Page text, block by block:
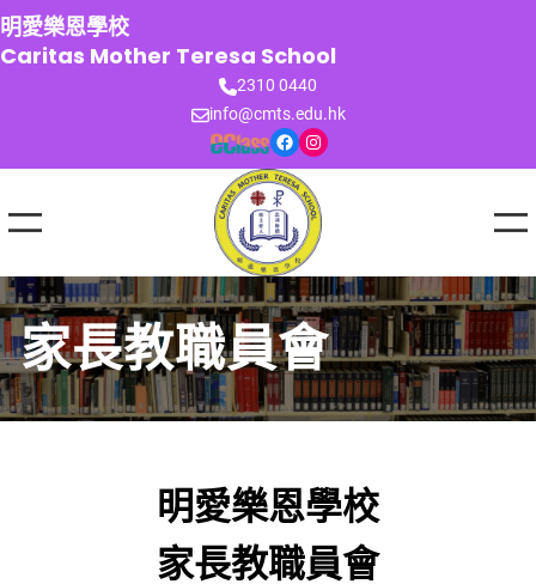
跳
至
主
明愛樂恩學校
Caritas Mother Teresa School
2310 0440
info@cmts.edu.hk
Facebook Instagram
家長教職員會
明愛樂恩學校
家長教職員會